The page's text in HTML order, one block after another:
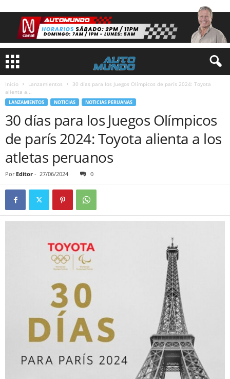
Inicio Lanzamientos
30 días para los Juegos Olímpicos de parís 2024: Toyota
alienta a...
LANZAMIENTOS NOTICIAS NOTICIAS PERUANAS
30 días para los Juegos Olímpicos
de parís 2024: Toyota alienta a los
atletas peruanos
Por Editor - 27/06/2024 0